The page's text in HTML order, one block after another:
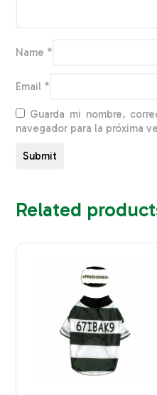
Name *
Email *
Guarda mi nombre,
navegador para la próxima
Related